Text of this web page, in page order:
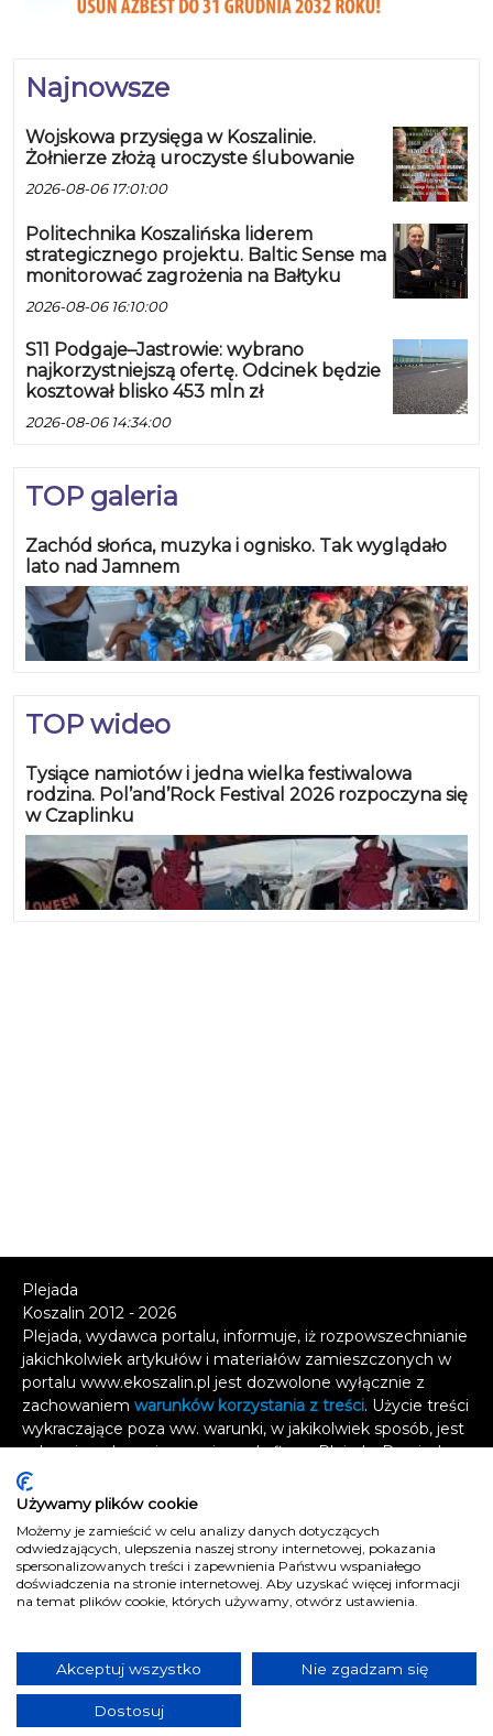
Najnowsze
Wojskowa przysięga w Koszalinie.
Żołnierze złożą uroczyste ślubowanie
2026-08-06 17:01:00
Politechnika Koszalińska liderem
strategicznego projektu. Baltic Sense ma
monitorować zagrożenia na Bałtyku
2026-08-06 16:10:00
S11 Podgaje–Jastrowie: wybrano
najkorzystniejszą ofertę. Odcinek będzie
kosztował blisko 453 mln zł
2026-08-06 14:34:00
TOP galeria
Zachód słońca, muzyka i ognisko. Tak wyglądało
lato nad Jamnem
TOP wideo
Tysiące namiotów i jedna wielka festiwalowa
rodzina. Pol’and’Rock Festival 2026 rozpoczyna się
w Czaplinku
Plejada
Koszalin 2012 - 2026
Plejada, wydawca portalu, informuje, iż rozpowszechnianie
jakichkolwiek artykułów i materiałów zamieszczonych w
portalu www.ekoszalin.pl jest dozwolone wyłącznie z
zachowaniem warunków korzystania z treści. Użycie treści
wykraczające poza ww. warunki, w jakikolwiek sposób, jest
zabronione bez pisemnej zgody firmy Plejada. Dowiedz
się, w jaki sposób możesz uzyskać
wykorzystanie treści.
Naruszenie tych zasad jest łamaniem prawa i grozi
odpowiedzialnością karną.
Wszelkie prawa zastrzeżone.
Kontakt
Polityka prywatności
koszalin.pl
Używamy plików cookie
Możemy je zamieścić w celu analizy danych dotyczących
odwiedzających, ulepszenia naszej strony internetowej, pokazania
spersonalizowanych treści i zapewnienia Państwu wspaniałego
doświadczenia na stronie internetowej. Aby uzyskać więcej informacji
na temat plików cookie, których używamy, otwórz ustawienia.
Akceptuj wszystko Nie zgadzam się
Dostosuj